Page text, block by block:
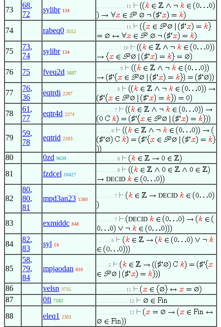
73
68,
72
sylibr 134
. . . . . . . . . . 11
♯
74
rabeq0 3552
. . . . . . . . . . 11
♯
♯
75
73,
74
sylibr 134
. . . . . . . . . 10
♯
76
75 fveq2d 5697
. . . . . . . . 9
♯ ♯
♯
77
76,
36
eqtrdi 2287
. . . . . . . 8
♯
♯
78
61 ,
77
eqtr4d 2274
. . . . . . 7
♯ ♯
79
59,
78
eqtrid 2283
. . . . . 6
♯ ♯ ♯
80 0zd 9639 . . . . . . . 8
81 fzdcel 10427
. . . . . . . 8
DECID
82
80,
80,
81
mpd3an23 1380
. . . . . . 7 DECID
83 exmiddc 848
. . . . . . 7 DECID
84
82,
83
syl 14
. . . . . 6
85
58,
79,
84
mpjaodan 810
. . . . 5 ♯
♯
♯
86
velsn 3725 . . . . . . . . . . 11
87 0fi 7182 . . . . . . . . . . . 12
88 eleq1 2301
. . . . . . . . . . . 12